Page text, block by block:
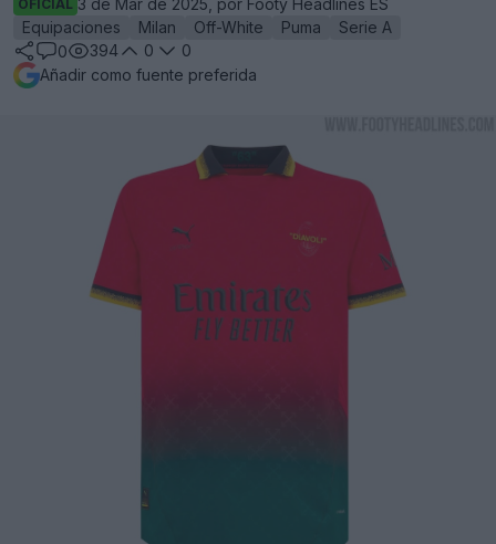
OFICIAL 3 de Mar de 2025, por Footy Headlines ES
Equipaciones
Milan Off-White Puma
Serie A
0
394 0
0
Añadir como fuente preferida